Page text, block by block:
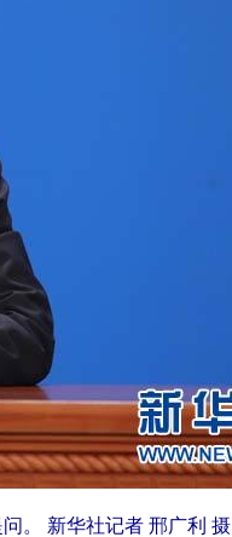
。 新华社记者 邢广利 摄